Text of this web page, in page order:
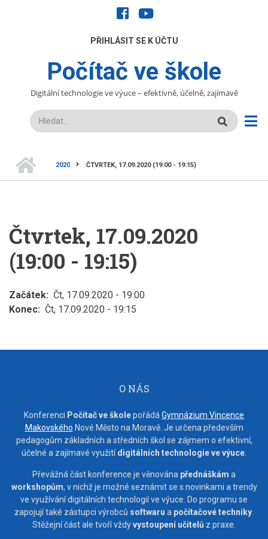
facebookyoutube
UŽIVATELÉPŘIHLÁSIT SE K ÚČTU
Počítač ve škole
Digitální technologie ve výuce – efektivně, účelně, zajímavě
Hledat
DROBEČKOVÁ
2020
ČTVRTEK, 17.09.2020 (19:00 - 19:15)
Čtvrtek, 17.09.2020
(19:00 - 19:15)
Začátek
Čt, 17.09.2020 - 19:00
Konec
Čt, 17.09.2020 - 19:15
O NÁS
Konferenci Počítač ve školepořádá Gymnázium Vincence
Makovského Nové Město na Moravě. Je určena především
pedagogům základních a středních škol se zájmem o efektivní,
účelné a zajímavé využitídigitálních technologie ve výuce
Převážná část konference je věnována přednáškám a
workshopům, v nichž je možné seznámit se s novinkami a trendy
ve využívání digitálních technologií ve výuce. Do programu se
zapojují také zástupci výrobců softwaru a počítačové techniky
Stěžejní část ale tvoří vždyvystoupení učitelů z praxe.